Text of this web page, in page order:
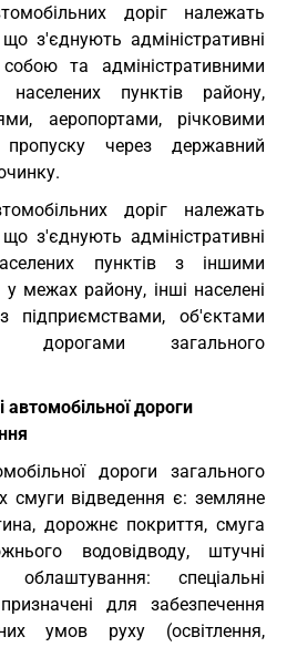
доріг належать
з'єднують адміністративні
та адміністративними
населених пунктів району,
аеропортами, річковими
через державний
доріг належать
з'єднують адміністративні
пунктів з іншими
межах району, інші населені
об'єктами
дорогами загального
автомобільної дороги
дороги загального
смуги відведення є: земляне
дорожнє покриття, смуга
водовідводу, штучні
спеціальні
для забезпечення
умов руху (освітлення,